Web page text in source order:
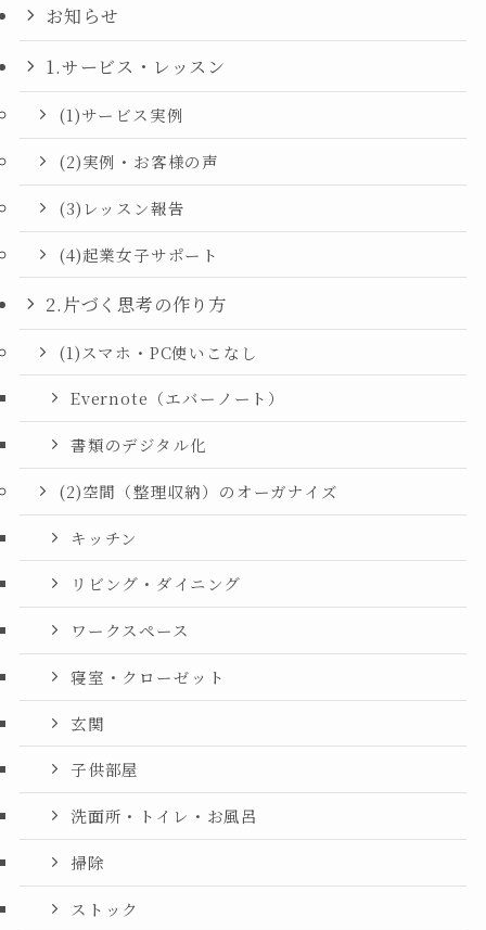
お知らせ
1.サービス・レッスン
(1)サービス実例
(2)実例・お客様の声
(3)レッスン報告
(4)起業女子サポート
2.片づく思考の作り方
(1)スマホ・PC使いこなし
Evernote（エバーノート）
書類のデジタル化
(2)空間（整理収納）のオーガナイズ
キッチン
リビング・ダイニング
ワークスペース
寝室・クローゼット
玄関
子供部屋
洗面所・トイレ・お風呂
掃除
ストック